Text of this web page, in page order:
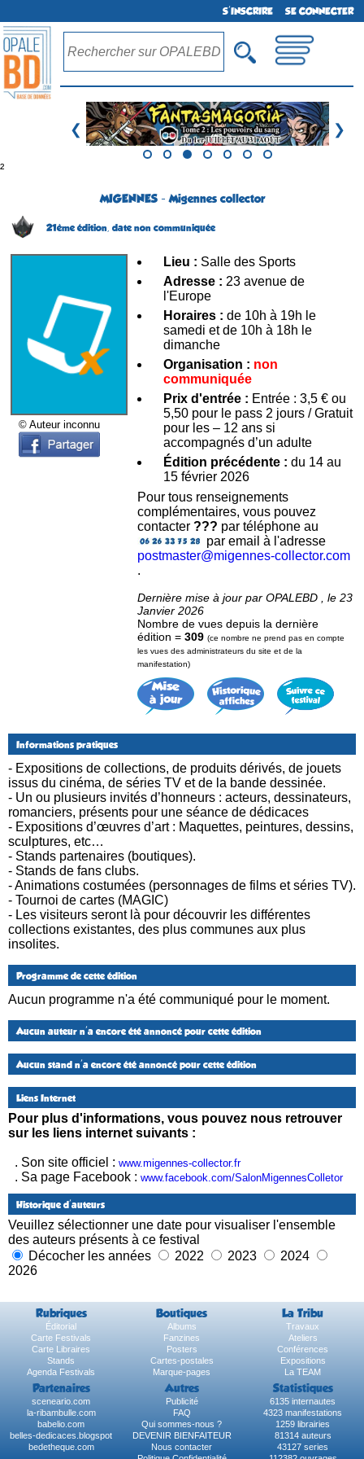
S'INSCRIRE SE CONNECTER
❮ ❯
²
MIGENNES - Migennes collector
21ème édition, date non communiquée
© Auteur inconnu
Lieu : Salle des Sports
Adresse : 23 avenue de
l'Europe
Horaires : de 10h à 19h le
samedi et de 10h à 18h le
dimanche
Organisation : non
communiquée
Prix d'entrée : Entrée : 3,5 € ou
5,50 pour le pass 2 jours / Gratuit
pour les – 12 ans si
accompagnés d’un adulte
Édition précédente : du 14 au
15 février 2026
Pour tous renseignements
complémentaires, vous pouvez
contacter ??? par téléphone au
par email à l'adresse
postmaster@migennes-collector.com
.
Dernière mise à jour par OPALEBD , le 23
Janvier 2026
Nombre de vues depuis la dernière
édition = 309 (ce nombre ne prend pas en compte
les vues des administrateurs du site et de la
manifestation)
Informations pratiques
- Expositions de collections, de produits dérivés, de jouets
issus du cinéma, de séries TV et de la bande dessinée.
- Un ou plusieurs invités d’honneurs : acteurs, dessinateurs,
romanciers, présents pour une séance de dédicaces
- Expositions d’œuvres d’art : Maquettes, peintures, dessins,
sculptures, etc…
- Stands partenaires (boutiques).
- Stands de fans clubs.
- Animations costumées (personnages de films et séries TV).
- Tournoi de cartes (MAGIC)
- Les visiteurs seront là pour découvrir les différentes
collections existantes, des plus communes aux plus
insolites.
Programme de cette édition
Aucun programme n'a été communiqué pour le moment.
Aucun auteur n'a encore été annoncé pour cette édition
Aucun stand n'a encore été annoncé pour cette édition
Liens Internet
Pour plus d'informations, vous pouvez nous retrouver
sur les liens internet suivants :
. Son site officiel : www.migennes-collector.fr
. Sa page Facebook : www.facebook.com/SalonMigennesColletor
Historique d'auteurs
Veuillez sélectionner une date pour visualiser l'ensemble
des auteurs présents à ce festival
Décocher les années
2022 2023
2024
2026
Rubriques Boutiques La Tribu
Éditorial Albums
Travaux
Carte Festivals
Fanzines
Ateliers
Carte Libraires
Posters
Conférences
Stands
Cartes-postales
Expositions
Agenda Festivals
Marque-pages La TEAM
Partenaires Autres Statistiques
sceneario.com Publicité
6135 internautes
la-ribambulle.com
FAQ
4323 manifestations
babelio.com
Qui sommes-nous ?
1259 librairies
belles-dedicaces.blogspot
DEVENIR BIENFAITEUR
81314 auteurs
bedetheque.com
Nous contacter
43127 series